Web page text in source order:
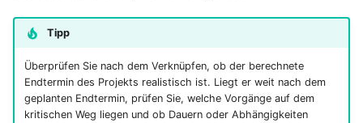
Tipp
Überprüfen Sie nach dem Verknüpfen, ob der berechnete
Endtermin des Projekts realistisch ist. Liegt er weit nach dem
geplanten Endtermin, prüfen Sie, welche Vorgänge auf dem
kritischen Weg liegen und ob Dauern oder Abhängigkeiten